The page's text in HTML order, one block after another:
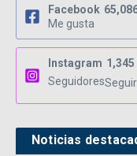
Facebook
Me gusta
Instagram 1,345
SeguidoresSeguir
Noticias